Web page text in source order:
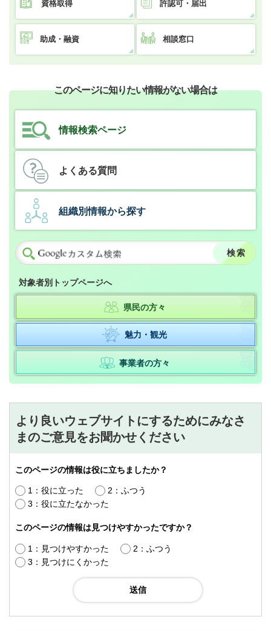
資格取得 許認可・届出
助成・融資 相談窓口
このページに知りたい情報がない場合は
情報検索ページ
よくある質問
組織別情報から探す
対象者別トップページへ
県民の方々
魅力・観光
事業者の方々
より良いウェブサイトにするためにみなさ
まのご意見をお聞かせください
このページの情報は役に立ちましたか？
1：役に立った
2：ふつう
3：役に立たなかった
このページの情報は見つけやすかったですか？
1：見つけやすかった
2：ふつう
3：見つけにくかった